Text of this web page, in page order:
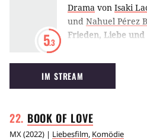
5.3
Drama von Isaki
und Nahuel Pérez
Frieden, Liebe und
mit dem Trauma
IM STREAM
BOOK OF LOVE
MX(2022) | Liebesfilm, Komödie